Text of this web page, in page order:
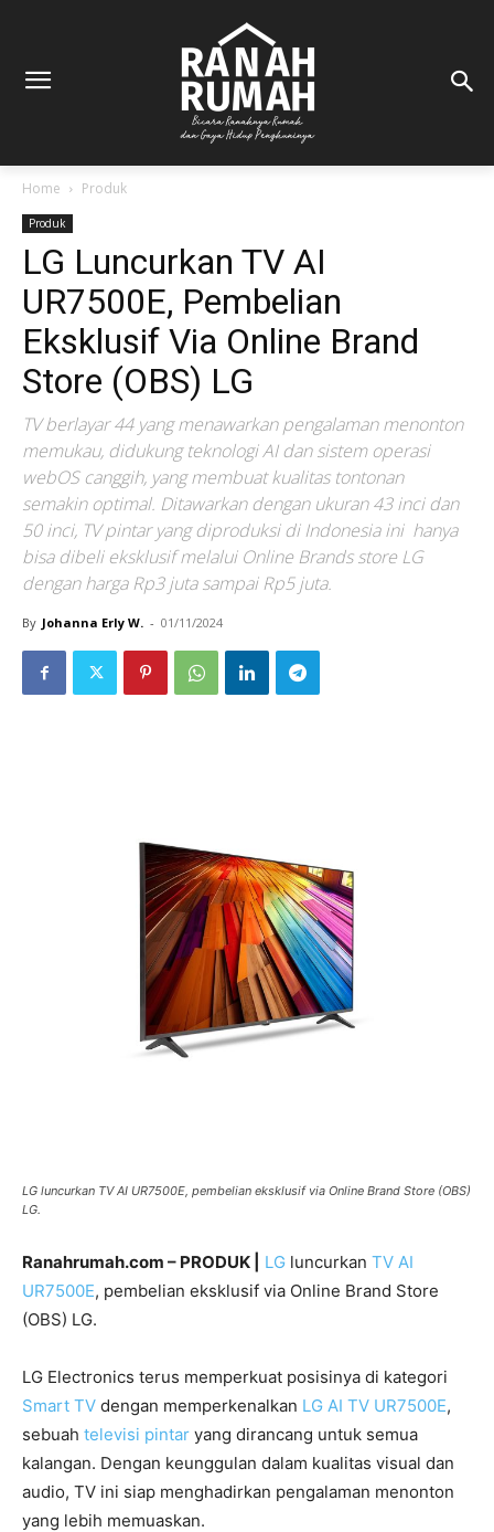
Home Produk
Produk
LG Luncurkan TV AI
UR7500E, Pembelian
Eksklusif Via Online Brand
Store (OBS) LG
TV berlayar 44 yang menawarkan pengalaman menonton
memukau, didukung teknologi AI dan sistem operasi
webOS canggih, yang membuat kualitas tontonan
semakin optimal. Ditawarkan dengan ukuran 43 inci dan
50 inci, TV pintar yang diproduksi di Indonesia ini hanya
bisa dibeli eksklusif melalui Online Brands store LG
dengan harga Rp3 juta sampai Rp5 juta.
By Johanna Erly W. - 01/11/2024
LG luncurkan TV AI UR7500E, pembelian eksklusif via Online Brand Store (OBS)
LG.
Ranahrumah.com – PRODUK | LG luncurkan TV AI
UR7500E, pembelian eksklusif via Online Brand Store
(OBS) LG.
LG Electronics terus memperkuat posisinya di kategori
Smart TV dengan memperkenalkan LG AI TV UR7500E,
sebuah televisi pintar yang dirancang untuk semua
kalangan. Dengan keunggulan dalam kualitas visual dan
audio, TV ini siap menghadirkan pengalaman menonton
yang lebih memuaskan.